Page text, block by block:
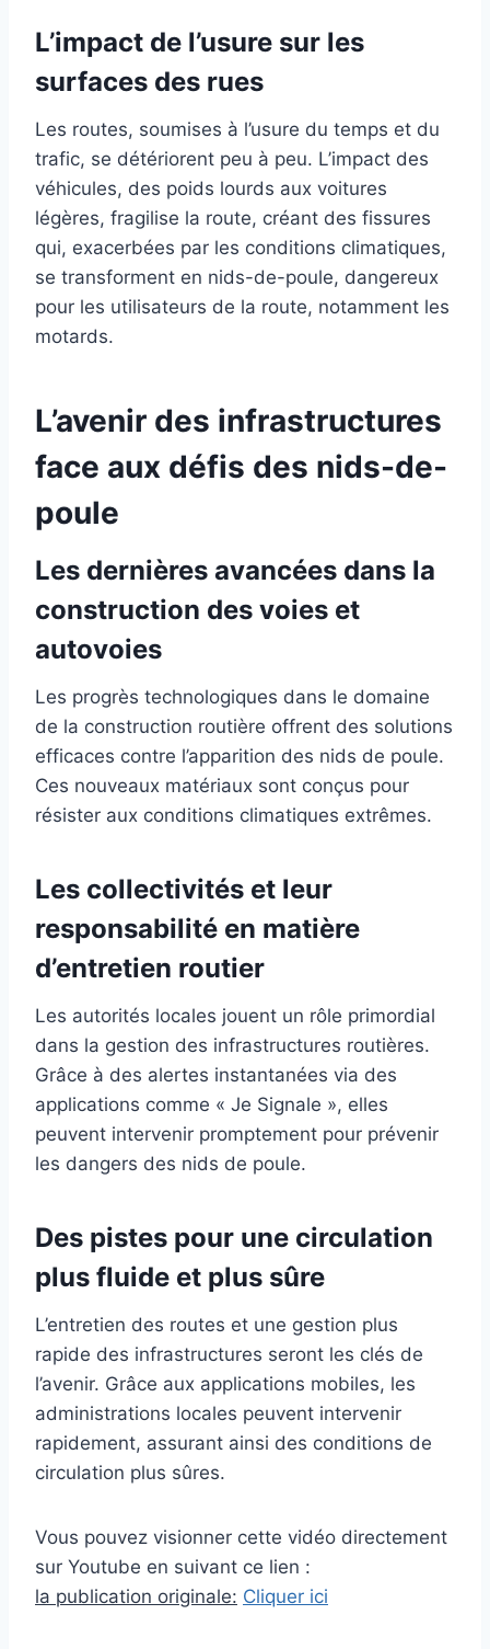
L’impact de l’usure sur les
surfaces des rues
Les routes, soumises à l’usure du temps et du
trafic, se détériorent peu à peu. L’impact des
véhicules, des poids lourds aux voitures
légères, fragilise la route, créant des fissures
qui, exacerbées par les conditions climatiques,
se transforment en nids-de-poule, dangereux
pour les utilisateurs de la route, notamment les
motards.
L’avenir des infrastructures
face aux défis des nids-de-
poule
Les dernières avancées dans la
construction des voies et
autovoies
Les progrès technologiques dans le domaine
de la construction routière offrent des solutions
efficaces contre l’apparition des nids de poule.
Ces nouveaux matériaux sont conçus pour
résister aux conditions climatiques extrêmes.
Les collectivités et leur
responsabilité en matière
d’entretien routier
Les autorités locales jouent un rôle primordial
dans la gestion des infrastructures routières.
Grâce à des alertes instantanées via des
applications comme « Je Signale », elles
peuvent intervenir promptement pour prévenir
les dangers des nids de poule.
Des pistes pour une circulation
plus fluide et plus sûre
L’entretien des routes et une gestion plus
rapide des infrastructures seront les clés de
l’avenir. Grâce aux applications mobiles, les
administrations locales peuvent intervenir
rapidement, assurant ainsi des conditions de
circulation plus sûres.
Vous pouvez visionner cette vidéo directement
sur Youtube en suivant ce lien :
la publication originale: Cliquer ici